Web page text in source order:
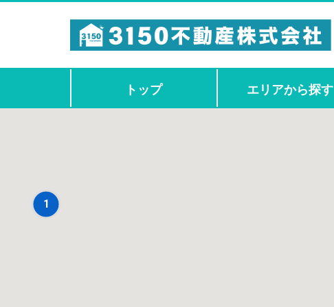
トップ エリアから探す
1